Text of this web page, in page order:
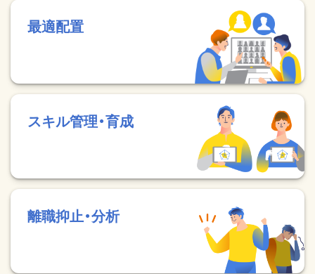
最適配置
スキル管理・育成
離職抑止・分析